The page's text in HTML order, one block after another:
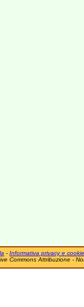
- Informativa privacy e cookie
Commons Attribuzione -